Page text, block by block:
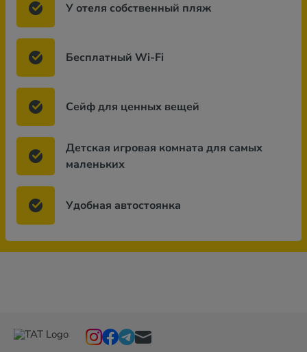
У отеля собственный пляж
Бесплатный Wi-Fi
Сейф для ценных вещей
Детская игровая комната для самых
маленьких
Удобная автостоянка